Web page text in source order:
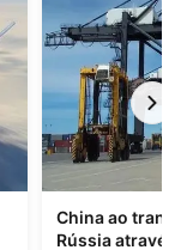
China ao
Rússia através